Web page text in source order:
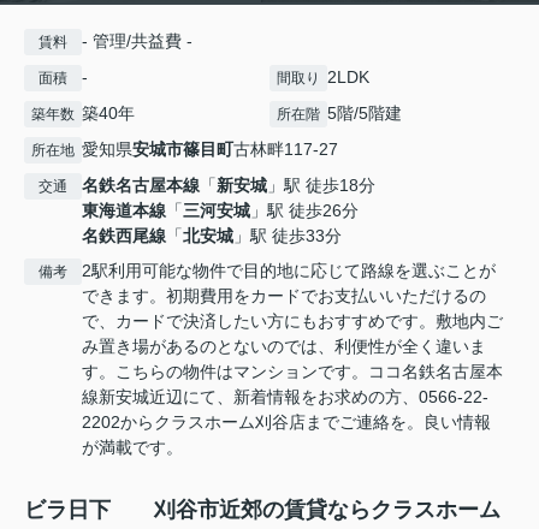
賃料 - 管理/共益費 -
面積 - 間取り 2LDK
築年数 築40年 所在階 5階/5階建
所在地 愛知県安城市篠目町古林畔117-27
交通 名鉄名古屋本線 「新安城 」駅 徒歩18分
東海道本線 「三河安城 」駅 徒歩26分
名鉄西尾線 「北安城 」駅 徒歩33分
備考
2駅利用可能な物件で目的地に応じて路線を選ぶことが
できます。初期費用をカードでお支払いいただけるの
で、カードで決済したい方にもおすすめです。敷地内ご
み置き場があるのとないのでは、利便性が全く違いま
す。こちらの物件はマンションです。ココ名鉄名古屋本
線新安城近辺にて、新着情報をお求めの方、0566-22-
2202からクラスホーム刈谷店までご連絡を。良い情報
が満載です。
ビラ日下 刈谷市近郊の賃貸ならクラスホーム